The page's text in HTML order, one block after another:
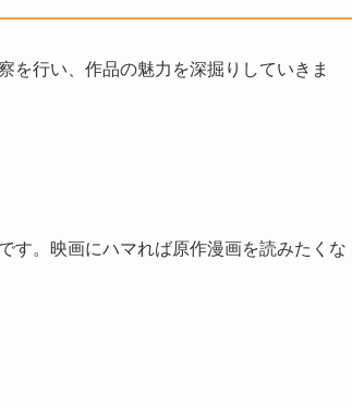
を行い、作品の魅力を深掘りしていきま
す。映画にハマれば原作漫画を読みたくな